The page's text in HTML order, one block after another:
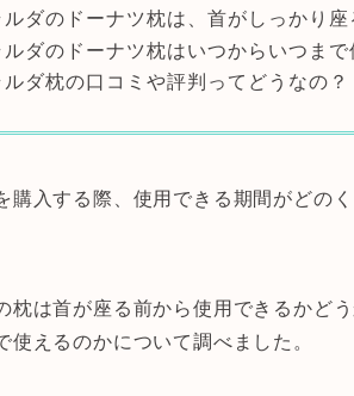
ルダのドーナツ枕は、首がしっかり
ルダのドーナツ枕はいつからいつまで
ダ枕の口コミや評判ってどうなの？
購入する際、使用できる期間がどの
枕は首が座る前から使用できるかど
使えるのかについて調べました。